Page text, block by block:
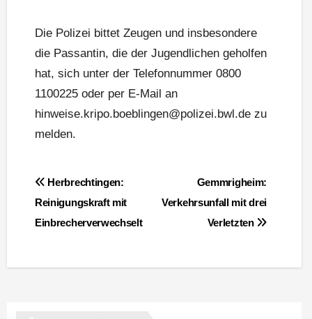
Die Polizei bittet Zeugen und insbesondere
die Passantin, die der Jugendlichen geholfen
hat, sich unter der Telefonnummer 0800
1100225 oder per E-Mail an
hinweise.kripo.boeblingen@polizei.bwl.de zu
melden.
Beitragsnavigation
Gemmrigheim:
Verkehrsunfall mit drei
Verletzten
Herbrechtingen:
Reinigungskraft mit
Einbrecherverwechselt